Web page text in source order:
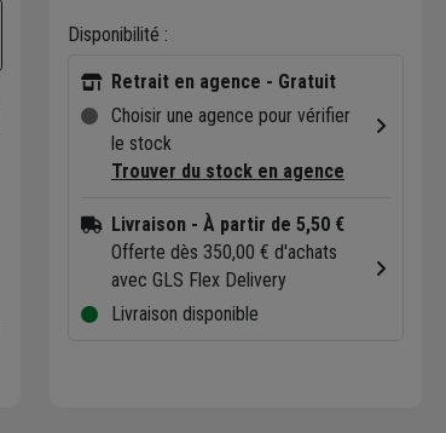
Disponibilité :
Retrait en agence - Gratuit
Choisir une agence pour vérifier
le stock
Trouver du stock en agence
Livraison - À partir de 5,50 €
Offerte dès 350,00 € d'achats
avec GLS Flex Delivery
Livraison disponible